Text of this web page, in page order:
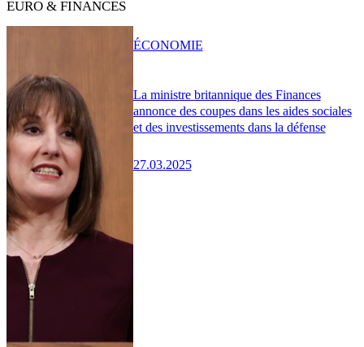
EURO & FINANCES
La ministre britannique des Finances
annonce des coupes dans les aides sociales
et des investissements dans la défense
27.03.2025
ÉCONOMIE